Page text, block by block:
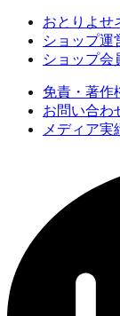
おとりよせ
ショップ運
ショップ会
免責・著作
お問い合わ
メディア実